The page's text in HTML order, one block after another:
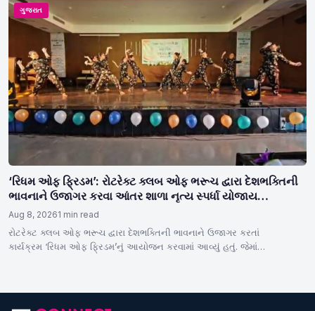
ગુજરાત
‘રિધમ ઓફ ફ્રિડમ’: રોટરેક્ટ ક્લબ ઓફ ભરૂચ દ્વારા દેશભક્તિની
ભાવનાને ઉજાગર કરવા આંતર શાળા નૃત્ય સ્પર્ધા યોજાય…
Aug 8, 20261 min read
રોટરેક્ટ ક્લબ ઓફ ભરૂચ દ્વારા દેશભક્તિની ભાવનાને ઉજાગર કરતાં
કાર્યક્રમ ‘રિધમ ઓફ ફ્રિડમ’નું આયોજન કરવામાં આવ્યું હતું. જેમાં